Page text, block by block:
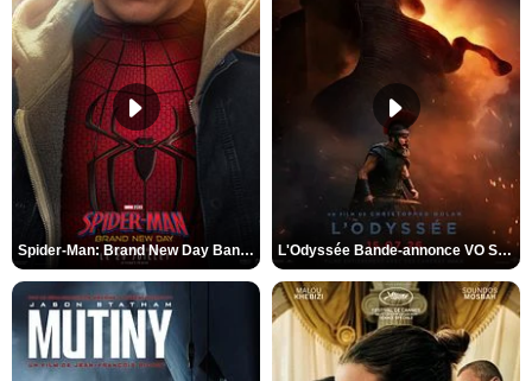
Spider-Man: Brand New Day Bande-annonce VO STFR L'Odyssée Bande-annonce VO STFR